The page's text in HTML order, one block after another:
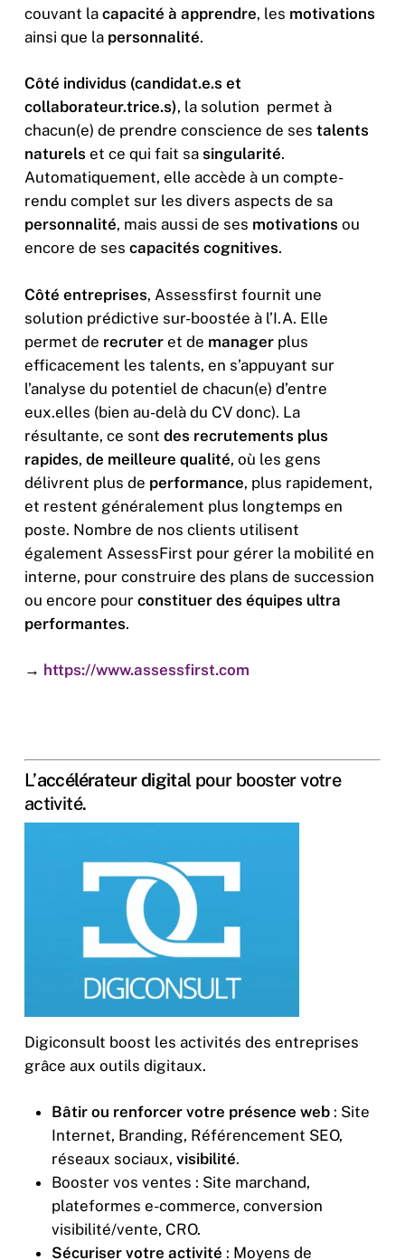
couvant la capacité à apprendre, les motivations
ainsi que la personnalité.
Côté individus (candidat.e.s et
collaborateur.trice.s), la solution permet à
chacun(e) de prendre conscience de ses talents
naturels et ce qui fait sa singularité.
Automatiquement, elle accède à un compte-
rendu complet sur les divers aspects de sa
personnalité, mais aussi de ses motivations ou
encore de ses capacités cognitives.
Côté entreprises, Assessfirst fournit une
solution prédictive sur-boostée à l’I.A. Elle
permet de recruteret de managerplus
efficacement les talents, en s’appuyant sur
l’analyse du potentiel de chacun(e) d’entre
eux.elles (bien au-delà du CV donc). La
résultante, ce sont des recrutements plus
rapides, de meilleure qualité, où les gens
délivrent plus de performance, plus rapidement,
et restent généralement plus longtemps en
poste. Nombre de nos clients utilisent
également AssessFirst pour gérer la mobilité en
interne, pour construire des plans de succession
ou encore pour constituer des équipes ultra
performantes.
→ https://www.assessfirst.com
L’accélérateur digital pour booster votre
activité.
Digiconsult boost les activités des entreprises
grâce aux outils digitaux.
Bâtir ou renforcer votre présence web: Site
Internet, Branding, Référencement SEO,
réseaux sociaux, visibilité.
Booster vos ventes : Site marchand,
plateformes e-commerce, conversion
visibilité/vente, CRO.
Sécuriser votre activité : Moyens de